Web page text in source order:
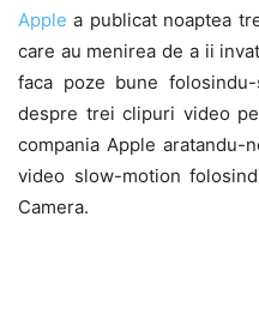
Apple a publicat noaptea
care au menirea de a ii
faca poze bune
despre trei clipuri video
compania Apple
video slow-motion
Camera.